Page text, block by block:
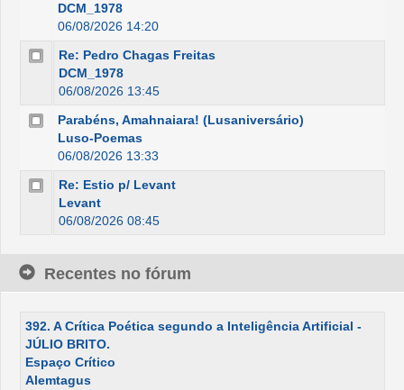
DCM_1978
06/08/2026 14:20
Re: Pedro Chagas Freitas
DCM_1978
06/08/2026 13:45
Parabéns, Amahnaiara! (Lusaniversário)
Luso-Poemas
06/08/2026 13:33
Re: Estio p/ Levant
Levant
06/08/2026 08:45
Recentes no fórum
392. A Crítica Poética segundo a Inteligência Artificial -
JÚLIO BRITO.
Espaço Crítico
Alemtagus